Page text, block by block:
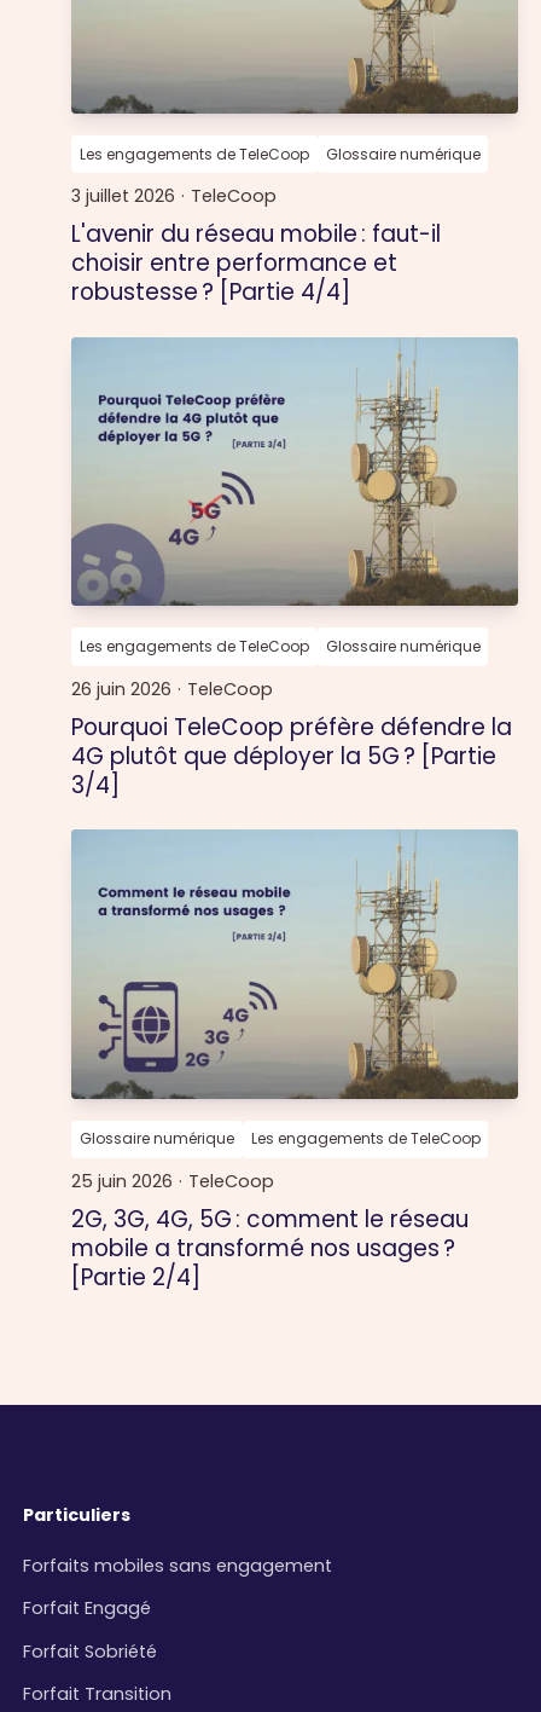
L'avenir du réseau mobile : faut-il
choisir entre performance et
robustesse ? [Partie 4/4]
Les engagements de TeleCoop Glossaire numérique
3 juillet 2026 · TeleCoop
Pourquoi TeleCoop préfère défendre la
4G plutôt que déployer la 5G ? [Partie
3/4]
Les engagements de TeleCoop Glossaire numérique
26 juin 2026 · TeleCoop
2G, 3G, 4G, 5G : comment le réseau
mobile a transformé nos usages ?
[Partie 2/4]
Glossaire numérique Les engagements de TeleCoop
25 juin 2026 · TeleCoop
Particuliers
Forfaits mobiles sans engagement
Forfait Engagé
Forfait Sobriété
Forfait Transition